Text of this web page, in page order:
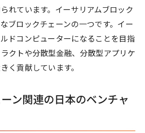
れています。イーサリアムブロック
ブロックチェーンの一つです。イー
ドコンピューターになることを目指
クトや分散型金融、分散型アプリケ
く貢献しています。
ン関連の日本のベンチャ